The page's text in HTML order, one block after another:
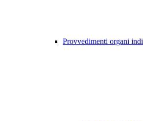
Provvedimenti organi